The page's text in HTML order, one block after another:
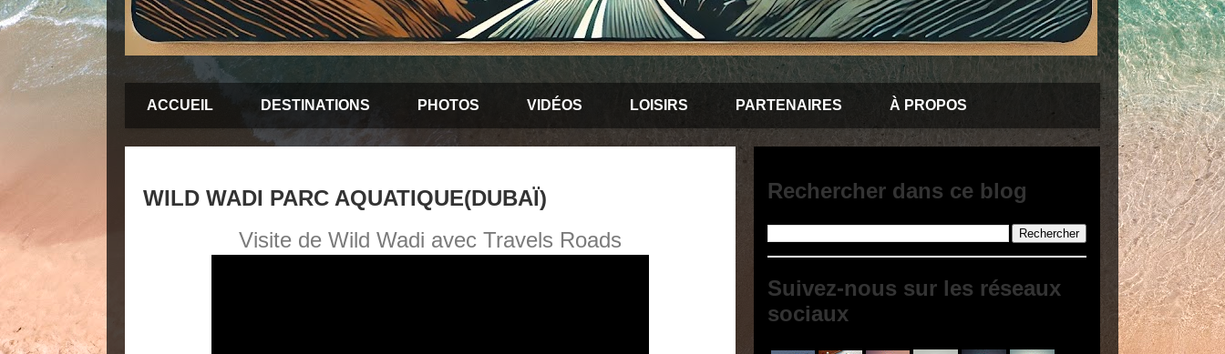
ACCUEIL DESTINATIONS PHOTOS VIDÉOS LOISIRS PARTENAIRES À PROPOS
WILD WADI PARC AQUATIQUE(DUBAÏ)
Visite de Wild Wadi avec Travels Roads
Rechercher dans ce blog
Suivez-nous sur les réseaux
sociaux